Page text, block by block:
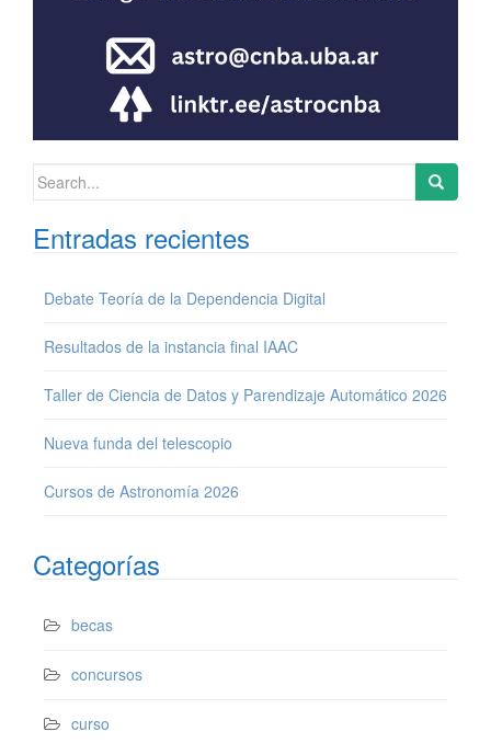
Search for:
Entradas recientes
Debate Teoría de la Dependencia Digital
Resultados de la instancia final IAAC
Taller de Ciencia de Datos y Parendizaje Automático 2026
Nueva funda del telescopio
Cursos de Astronomía 2026
Categorías
becas
concursos
curso